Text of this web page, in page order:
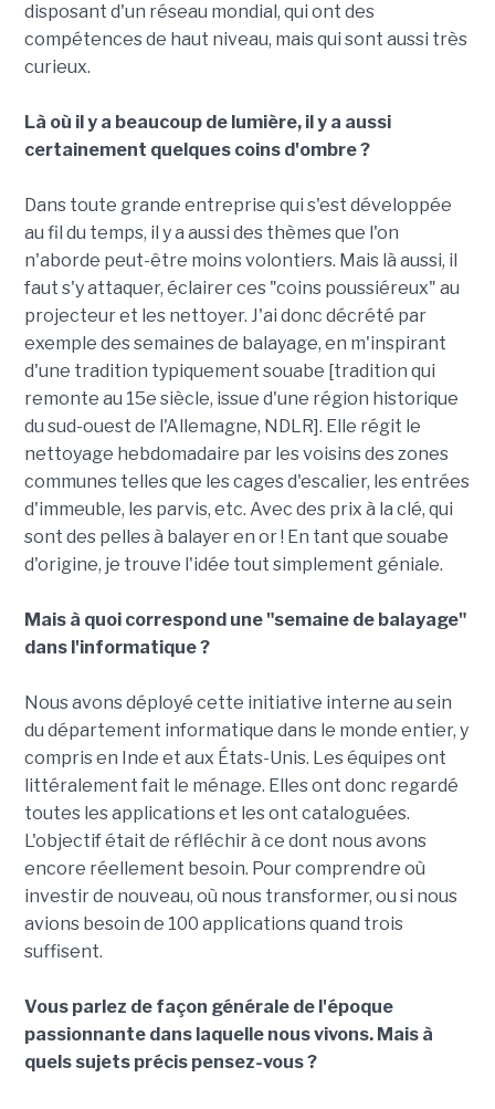
disposant d'un réseau mondial, qui ont des
compétences de haut niveau, mais qui sont aussi très
curieux.
Là où il y a beaucoup de lumière, il y a aussi
certainement quelques coins d'ombre ?
Dans toute grande entreprise qui s'est développée
au fil du temps, il y a aussi des thèmes que l'on
n'aborde peut-être moins volontiers. Mais là aussi, il
faut s'y attaquer, éclairer ces "coins poussiéreux" au
projecteur et les nettoyer. J'ai donc décrété par
exemple des semaines de balayage, en m'inspirant
d'une tradition typiquement souabe [tradition qui
remonte au 15e siècle, issue d'une région historique
du sud-ouest de l'Allemagne, NDLR]. Elle régit le
nettoyage hebdomadaire par les voisins des zones
communes telles que les cages d'escalier, les entrées
d'immeuble, les parvis, etc. Avec des prix à la clé, qui
sont des pelles à balayer en or ! En tant que souabe
d'origine, je trouve l'idée tout simplement géniale.
Mais à quoi correspond une "semaine de balayage"
dans l'informatique ?
Nous avons déployé cette initiative interne au sein
du département informatique dans le monde entier, y
compris en Inde et aux États-Unis. Les équipes ont
littéralement fait le ménage. Elles ont donc regardé
toutes les applications et les ont cataloguées.
L'objectif était de réfléchir à ce dont nous avons
encore réellement besoin. Pour comprendre où
investir de nouveau, où nous transformer, ou si nous
avions besoin de 100 applications quand trois
suffisent.
Vous parlez de façon générale de l'époque
passionnante dans laquelle nous vivons. Mais à
quels sujets précis pensez-vous ?